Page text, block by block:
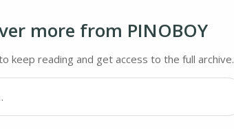
more from PINOBOY
keep reading and get access to the full archive.